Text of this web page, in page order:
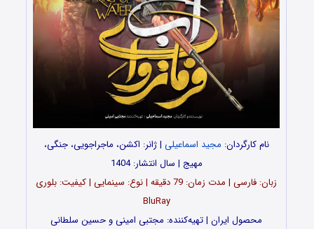
نام کارگردان: مجید اسماعیلی | ژانر: اکشن، ماجراجویی، جنگی،
مهیج | سال انتشار: 1404
زبان: فارسی | مدت‌‌ زمان: 79 دقیقه | نوع: سینمایی | کیفیت: بلوری
BluRay
محصول ایران | تهیه‎‌‌کننده: مجتبی امینی و حسین سلطانی